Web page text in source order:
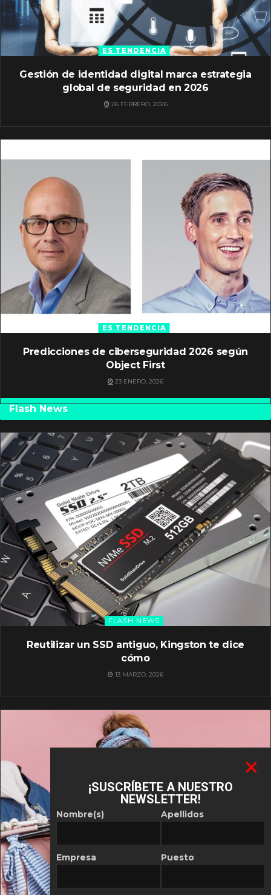
ES TENDENCIA
Gestión de identidad digital marca estrategia
global de seguridad en 2026
26 FEBRERO, 2026
ES TENDENCIA
Predicciones de ciberseguridad 2026 según
Object First
23 ENERO, 2026
Flash News
FLASH NEWS
Reutilizar un SSD antiguo, Kingston te dice
cómo
13 MARZO, 2026
¡SUSCRÍBETE A NUESTRO
NEWSLETTER!
Nombre(s)
Empresa
Apellidos
Puesto